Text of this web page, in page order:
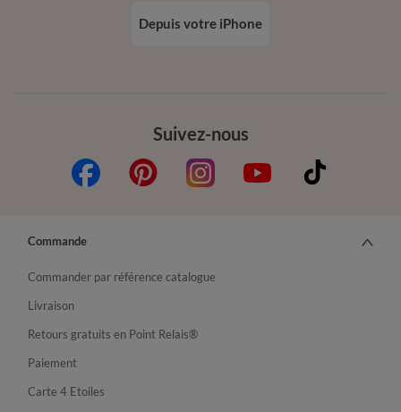
Suivez-nous
Depuis votre iPhone
Commande
Commander par référence catalogue
Livraison
Retours gratuits en Point Relais®
Paiement
Carte 4 Etoiles